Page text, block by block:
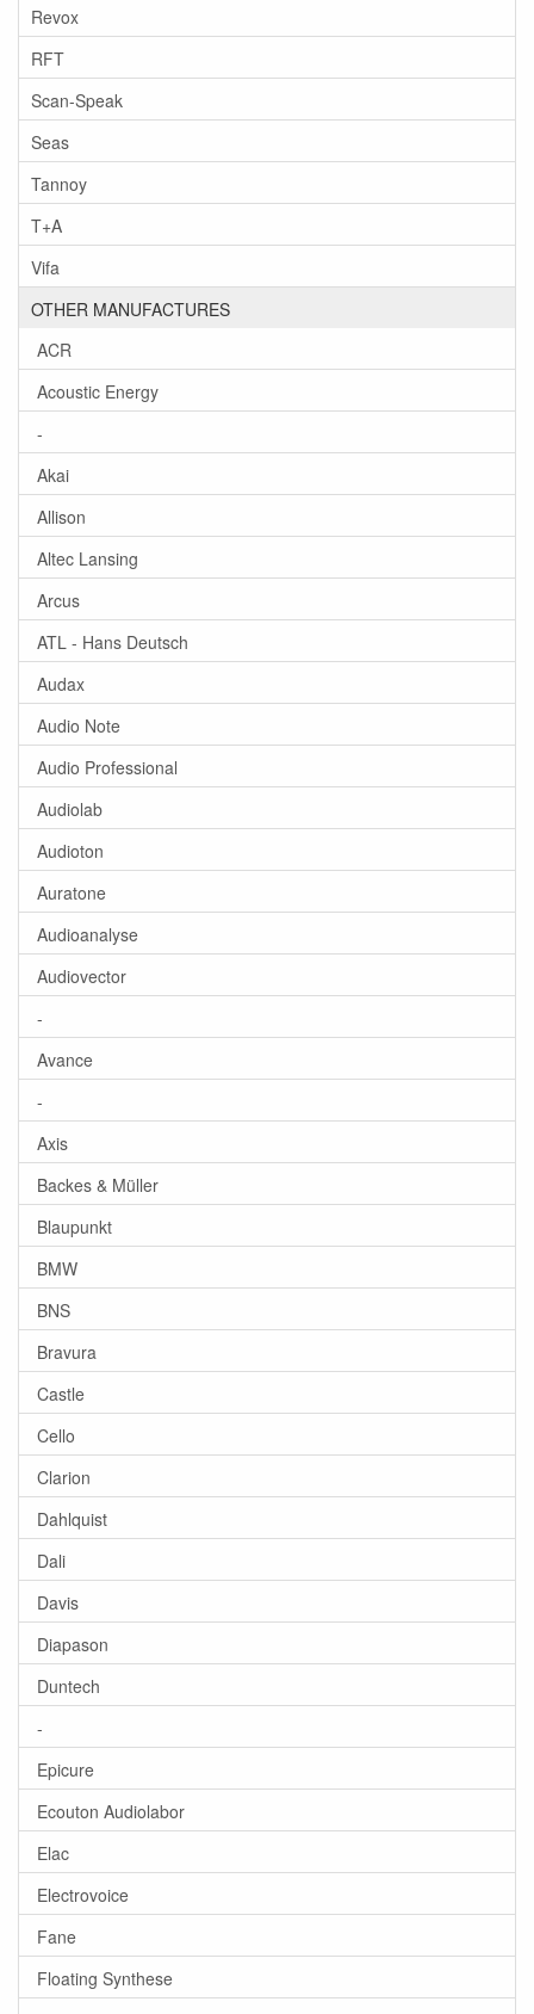
Revox
RFT
Scan-Speak
Seas
Tannoy
T+A
Vifa
OTHER MANUFACTURES
ACR
Acoustic Energy
-
Akai
Allison
Altec Lansing
Arcus
ATL - Hans Deutsch
Audax
Audio Note
Audio Professional
Audiolab
Audioton
Auratone
Audioanalyse
Audiovector
-
Avance
-
Axis
Backes & Müller
Blaupunkt
BMW
BNS
Bravura
Castle
Cello
Clarion
Dahlquist
Dali
Davis
Diapason
Duntech
-
Epicure
Ecouton Audiolabor
Elac
Electrovoice
Fane
Floating Synthese